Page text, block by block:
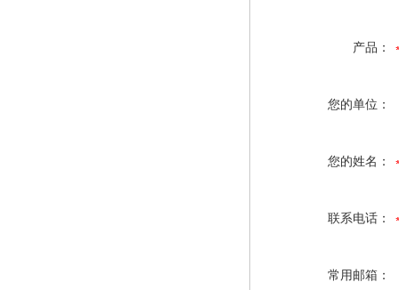
产品：
您的单位：
您的姓名：
联系电话：
常用邮箱：